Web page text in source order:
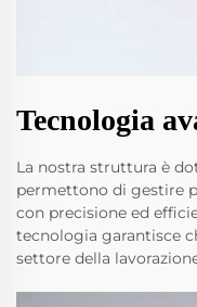
Tecnologia
La nostra struttura è
permettono di gestire
con precisione ed
tecnologia garantisce
settore della